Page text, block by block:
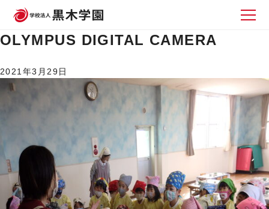
OLYMPUS DIGITAL CAMERA
2021年3月29日